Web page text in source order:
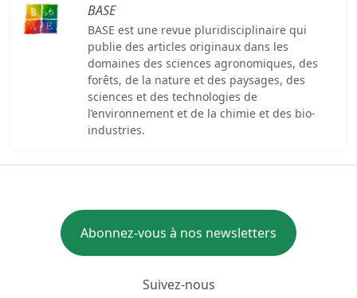
BASE
BASE est une revue pluridisciplinaire qui
publie des articles originaux dans les
domaines des sciences agronomiques, des
forêts, de la nature et des paysages, des
sciences et des technologies de
l’environnement et de la chimie et des bio-
industries.
Abonnez-vous à nos newsletters
Suivez-nous